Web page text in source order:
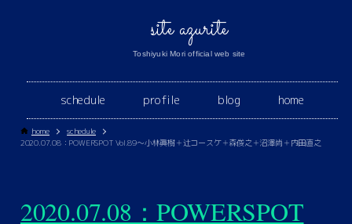
site azurite
Toshiyuki Mori official web site
schedule profile blog home
home
schedule
2020.07.08：POWERSPOT Vol.89〜小林眞樹＋辻コースケ＋森俊之＋沼澤尚＋内田直之
2020.07.08：POWERSPOT